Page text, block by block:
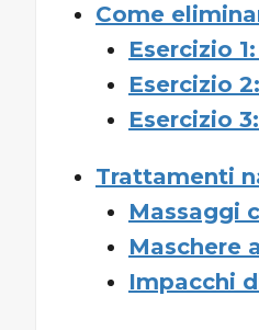
Come
Esercizio
Esercizio
Esercizio
Trattamenti
Massaggi
Maschere
Impacchi